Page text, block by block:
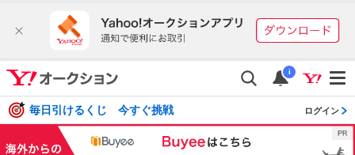
i
毎日引けるくじ 今すぐ挑戦 ログイン